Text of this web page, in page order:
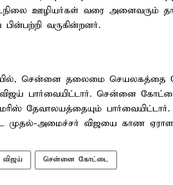
ஊழியர்கள் வரை அனைவரும்
வருகின்றனர்.
சென்னை தலைமை செயலகத்தை
பார்வையிட்டார். சென்னை
தேவாலயத்தையும்
முதல்-அமைச்சர் விஜயை காண
விஜய் சென்னை கோட்டை